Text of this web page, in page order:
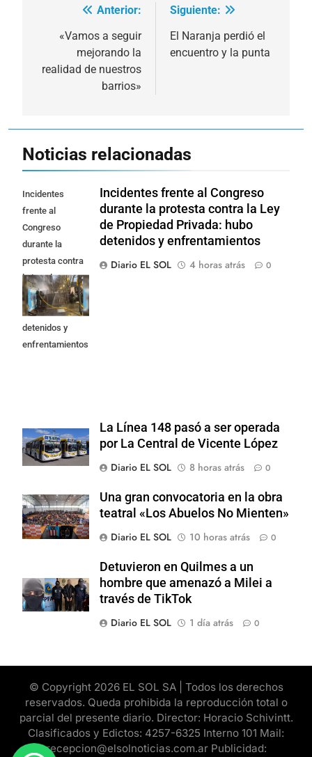
Navegación
entradas
Anterior:
«Vamos a seguir
mejorando la
realidad de nuestros
barrios»
Siguiente:
El Naranja perdió el
encuentro y la punta
Noticias relacionadas
Incidentes
frente al
Congreso
durante la
protesta contra
la Ley de
Propiedad
Privada: hubo
detenidos y
enfrentamientos
Incidentes frente al Congreso
durante la protesta contra la Ley
de Propiedad Privada: hubo
detenidos y enfrentamientos
Diario EL SOL
4 horas atrás 0
La Línea 148 pasó a ser operada
por La Central de Vicente López
Diario EL SOL
8 horas atrás 0
Una gran convocatoria en la obra
teatral «Los Abuelos No Mienten»
Diario EL SOL
10 horas atrás 0
Detuvieron en Quilmes a un
hombre que amenazó a Milei a
través de TikTok
Diario EL SOL
1 día atrás 0
© Copyright 2026 EL SOL SA | Todos los derechos
reservados. Queda prohibida la reproducción total o
parcial del presente diario. Director: Horacio Schivintt.
Clasificados y Edictos: 4257-6325 Interno 101 Mail:
recepcion@elsolnoticias.com.ar Publicidad: